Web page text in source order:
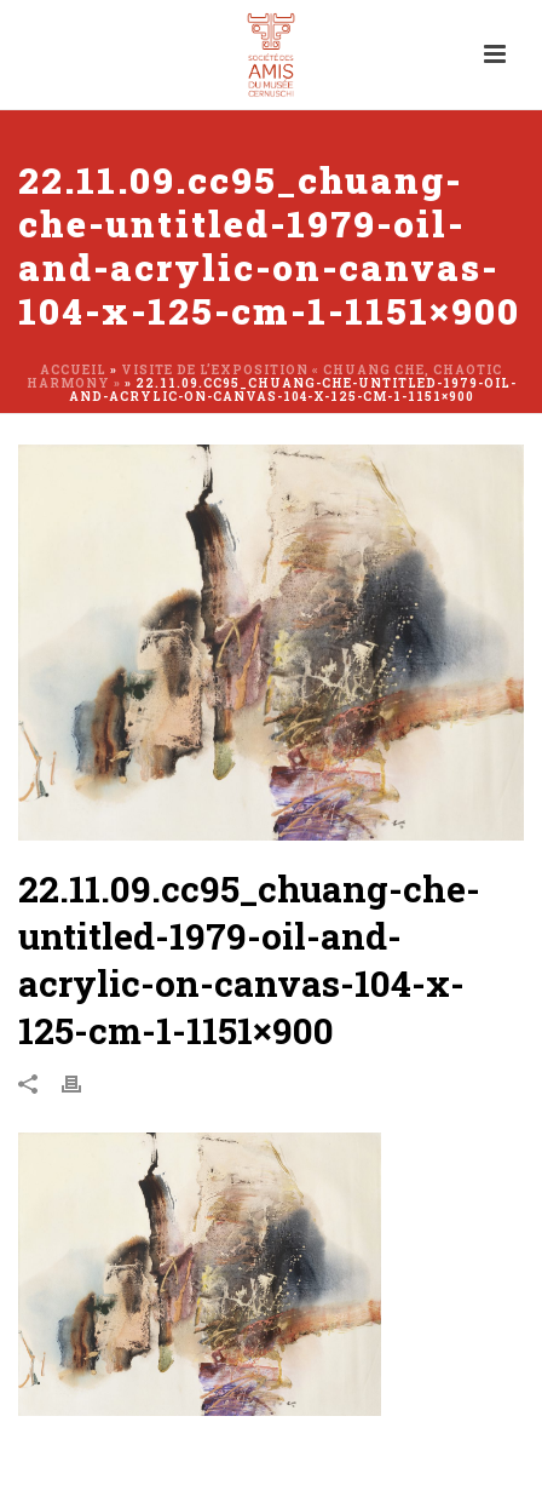
22.11.09.cc95_chuang-
che-untitled-1979-oil-
and-acrylic-on-canvas-
104-x-125-cm-1-1151×900
ACCUEIL » VISITE DE L’EXPOSITION « CHUANG CHE, CHAOTIC
HARMONY » » 22.11.09.CC95_CHUANG-CHE-UNTITLED-1979-OIL-
AND-ACRYLIC-ON-CANVAS-104-X-125-CM-1-1151×900
22.11.09.cc95_chuang-che-
untitled-1979-oil-and-
acrylic-on-canvas-104-x-
125-cm-1-1151×900